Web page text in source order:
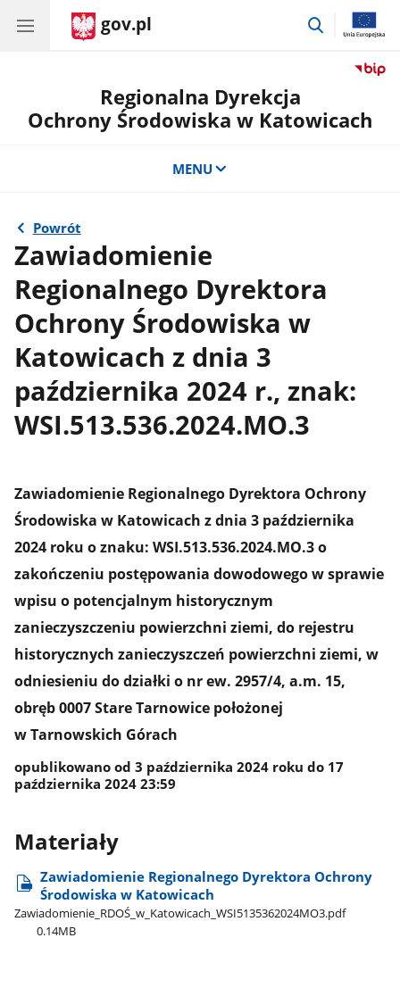
gov.pl
przejdź
Regionalna Dyrekcja
Ochrony Środowiska w Katowicach
MENU
Powrót
Zawiadomienie
Regionalnego Dyrektora
Ochrony Środowiska w
Katowicach z dnia 3
października 2024 r., znak:
WSI.513.536.2024.MO.3
Zawiadomienie Regionalnego Dyrektora Ochrony
Środowiska w Katowicach z dnia 3 października
2024 roku o znaku: WSI.513.536.2024.MO.3 o
zakończeniu postępowania dowodowego w sprawie
wpisu o potencjalnym historycznym
zanieczyszczeniu powierzchni ziemi, do rejestru
historycznych zanieczyszczeń powierzchni ziemi, w
odniesieniu do działki o nr ew. 2957/4, a.m. 15,
obręb 0007 Stare Tarnowice położonej
w Tarnowskich Górach
opublikowano od 3 października 2024 roku do 17
października 2024 23:59
Materiały
Zawiadomienie Regionalnego Dyrektora Ochrony
Środowiska w Katowicach
Zawiadomienie​_RDOŚ​_w​_Katowicach​_WSI5135362024MO3.pdf
0.14MB